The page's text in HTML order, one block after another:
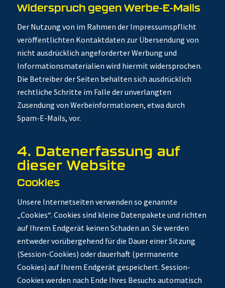
Widerspruch gegen Werbe-E-Mails
Der Nutzung von im Rahmen der Impressumspflicht
veröffentlichten Kontaktdaten zur Übersendung von
nicht ausdrücklich angeforderter Werbung und
Informationsmaterialien wird hiermit widersprochen.
Die Betreiber der Seiten behalten sich ausdrücklich
rechtliche Schritte im Falle der unverlangten
Zusendung von Werbeinformationen, etwa durch
Spam-E-Mails, vor.
4. Datenerfassung auf
dieser Website
Cookies
Unsere Internetseiten verwenden so genannte
„Cookies“. Cookies sind kleine Datenpakete und richten
auf Ihrem Endgerät keinen Schaden an. Sie werden
entweder vorübergehend für die Dauer einer Sitzung
(Session-Cookies) oder dauerhaft (permanente
Cookies) auf Ihrem Endgerät gespeichert. Session-
Cookies werden nach Ende Ihres Besuchs automatisch